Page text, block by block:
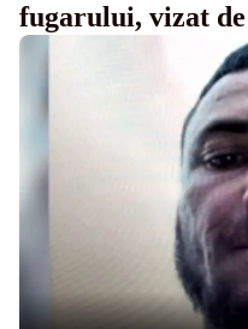
fugarului, vizat